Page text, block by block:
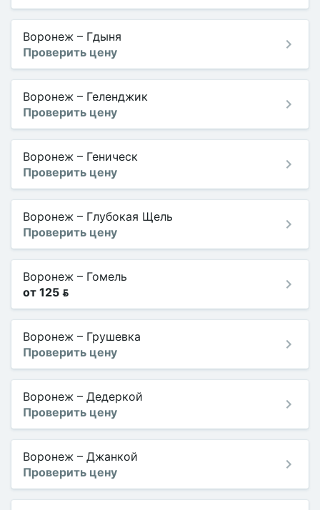
Воронеж – Гдыня
Проверить цену
Воронеж – Геленджик
Проверить цену
Воронеж – Геническ
Проверить цену
Воронеж – Глубокая Щель
Проверить цену
Воронеж – Гомель
от 125 
Воронеж – Грушевка
Проверить цену
Воронеж – Дедеркой
Проверить цену
Воронеж – Джанкой
Проверить цену